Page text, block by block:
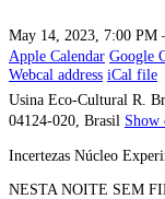
May 14, 2023, 7:00 PM
Apple Calendar Google
Webcal address iCal file
Usina Eco-Cultural R.
04124-020, Brasil Show
Incertezas Núcleo
NESTA NOITE SEM